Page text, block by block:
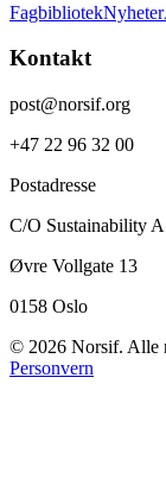
FagbibliotekNyheter
Kontakt
post@norsif.org
+47 22 96 32 00
Postadresse
C/O Sustainability
Øvre Vollgate 13
0158 Oslo
© 2026 Norsif. Alle
Personvern